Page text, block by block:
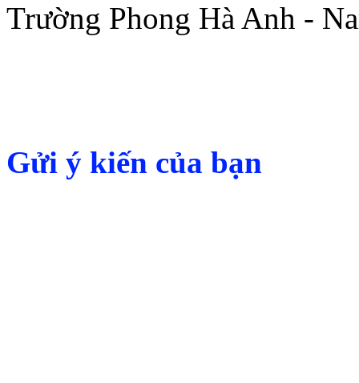
Trường Phong Hà Anh -
Gửi ý kiến của bạn